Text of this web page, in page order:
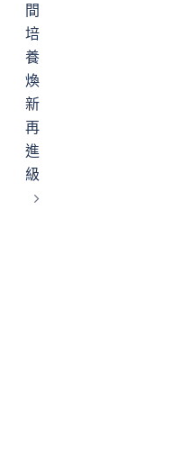
間
培
養
煥
新
再
進
級